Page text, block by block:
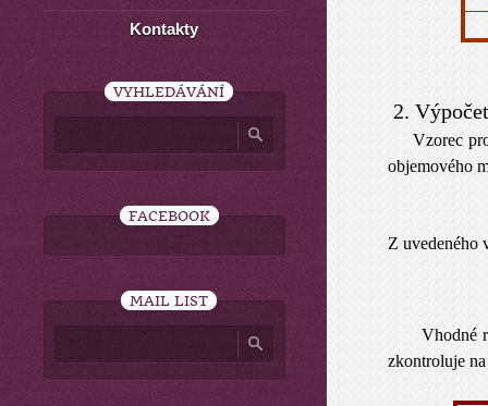
2.
Vzorec pro
objemového
Z uvedeného
Vhodné
zkontroluje
Kontakty
VYHLEDÁVÁNÍ
FACEBOOK
MAIL LIST